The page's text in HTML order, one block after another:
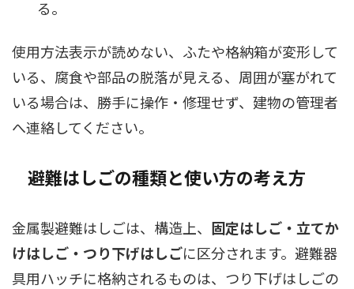
る。
使用方法表示が読めない、ふたや格納箱が変形して
いる、腐食や部品の脱落が見える、周囲が塞がれて
いる場合は、勝手に操作・修理せず、建物の管理者
へ連絡してください。
避難はしごの種類と使い方の考え方
金属製避難はしごは、構造上、 固定はしご・立てか
けはしご・つり下げはしごに区分されます。避難器
具用ハッチに格納されるものは、つり下げはしごの